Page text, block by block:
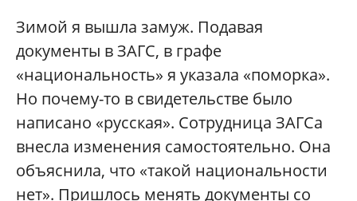
Зимой я вышла замуж. Подавая
документы в ЗАГС, в графе
«национальность» я указала «поморка».
Но почему-то в свидетельстве было
написано «русская». Сотрудница ЗАГСа
внесла изменения самостоятельно. Она
объяснила, что «такой национальности
нет». Пришлось менять документы со